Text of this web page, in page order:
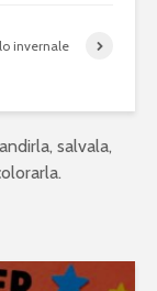
invernale
salvala,